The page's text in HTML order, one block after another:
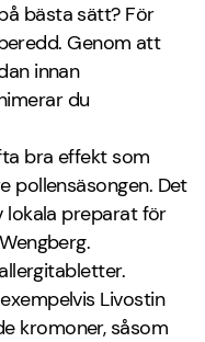
bästa sätt? För
Genom att
innan
du
bra effekt som
pollensäsongen. Det
lokala preparat för
Livostin
kromoner, såsom